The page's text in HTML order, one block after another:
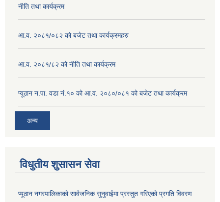
नीति तथा कार्यक्रम
आ.व. २०८१/०८२ को बजेट तथा कार्यक्रमहरु
आ.व. २०८१/८२ को नीति तथा कार्यक्रम
प्यूठान न.पा. वडा नं.१० को आ.व. २०८०/०८१ को बजेट तथा कार्यक्रम
अन्य
विधुतीय शुसासन सेवा
प्यूठान नगरपालिकाको सार्वजनिक सुनुवाईमा प्रस्तुत गरिएको प्रगति विवरण